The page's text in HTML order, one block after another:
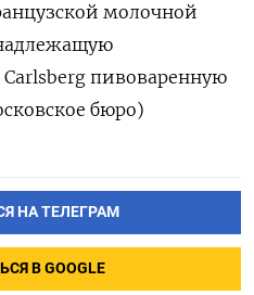
молочной
пивоваренную
бюро)
НА ТЕЛЕГРАМ
В GOOGLE